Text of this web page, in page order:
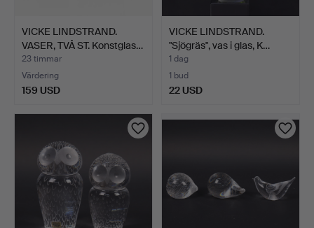
VICKE LINDSTRAND.
VASER, TVÅ ST. Konstglas…
23 timmar
Värdering
159 USD
VICKE LINDSTRAND.
"Sjögräs", vas i glas, K…
1 dag
1 bud
22 USD